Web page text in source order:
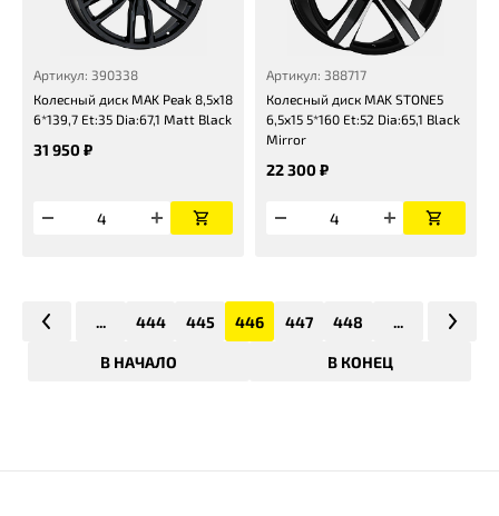
Артикул: 390338
Колесный диск MAK Peak 8,5x18
6*139,7 Et:35 Dia:67,1 Matt Black
31 950 ₽
Артикул: 388717
Колесный диск MAK STONE5
6,5x15 5*160 Et:52 Dia:65,1 Black
Mirror
22 300 ₽
В НАЧАЛО
... 444 445 446 447 448 ...
В КОНЕЦ